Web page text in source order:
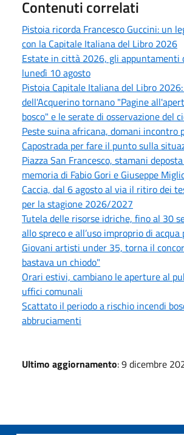
Contenuti correlati
Pistoia ricorda Francesco Guccini: un
con la Capitale Italiana del Libro 2026
Estate in città 2026, gli appuntamenti
lunedì 10 agosto
Pistoia Capitale Italiana del Libro
dell'Acquerino tornano "Pagine
bosco" e le serate di osservazione del
Peste suina africana, domani incontro
Capostrada per fare il punto sulla
Piazza San Francesco, stamani
memoria di Fabio Gori e Giuseppe
Caccia, dal 6 agosto al via il ritiro dei
per la stagione 2026/2027
Tutela delle risorse idriche, fino al 30
allo spreco e all’uso improprio di
Giovani artisti under 35, torna il
bastava un chiodo"
Orari estivi, cambiano le aperture al
uffici comunali
Scattato il periodo a rischio incendi
abbruciamenti
Ultimo aggiornamento: 9 dicembre